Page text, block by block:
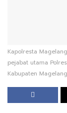
Kapolresta
pejabat utama
Kabupaten